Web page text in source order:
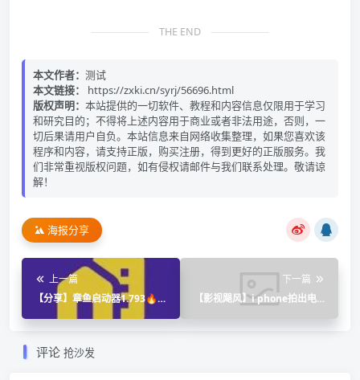
THE END
本文作者： 测试
本文链接：
https://zxki.cn/syrj/56696.html
版权声明： 本站提供的一切软件、教程和内容信息仅限用于学习
和研究目的；不得将上述内容用于商业或者非法用途，否则，一
切后果请用户自负。本站信息来自网络收集整理，如果您喜欢该
程序和内容，请支持正版，购买注册，得到更好的正版服务。我
们非常重视版权问题，如有侵权请邮件与我们联系处理。敬请谅
解！
海报分享
上一篇
【分享】章鱼启动器1.793🔥老
外评分很高的启动器｜高级版
下一篇
【影视飓风】i phone拍出电影
评论 抢沙发